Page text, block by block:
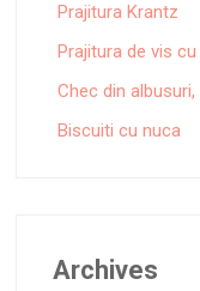
Prajitura Krantz
Prajitura de vis
Chec din
Biscuiti cu nuca
Archives